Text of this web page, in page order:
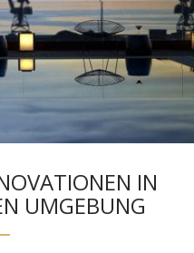
IN
UMGEBUNG